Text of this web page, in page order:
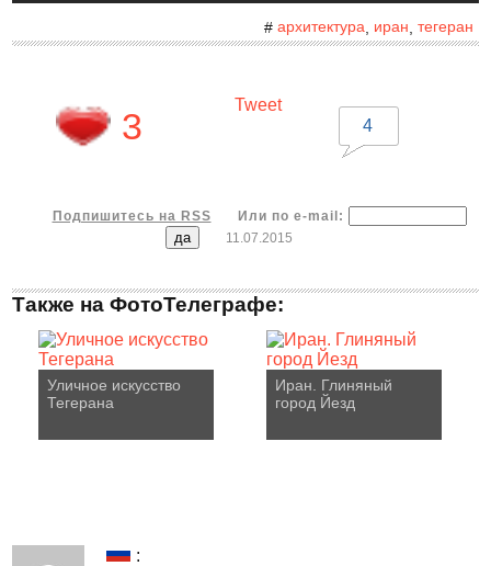
# архитектура, иран тегеран
3
Tweet
4
Подпишитесь на RSS
Или по e-mail:
11.07.2015
Также на ФотоТелеграфе:
Уличное искусство
Тегерана
Иран. Глиняный
город Йезд
: